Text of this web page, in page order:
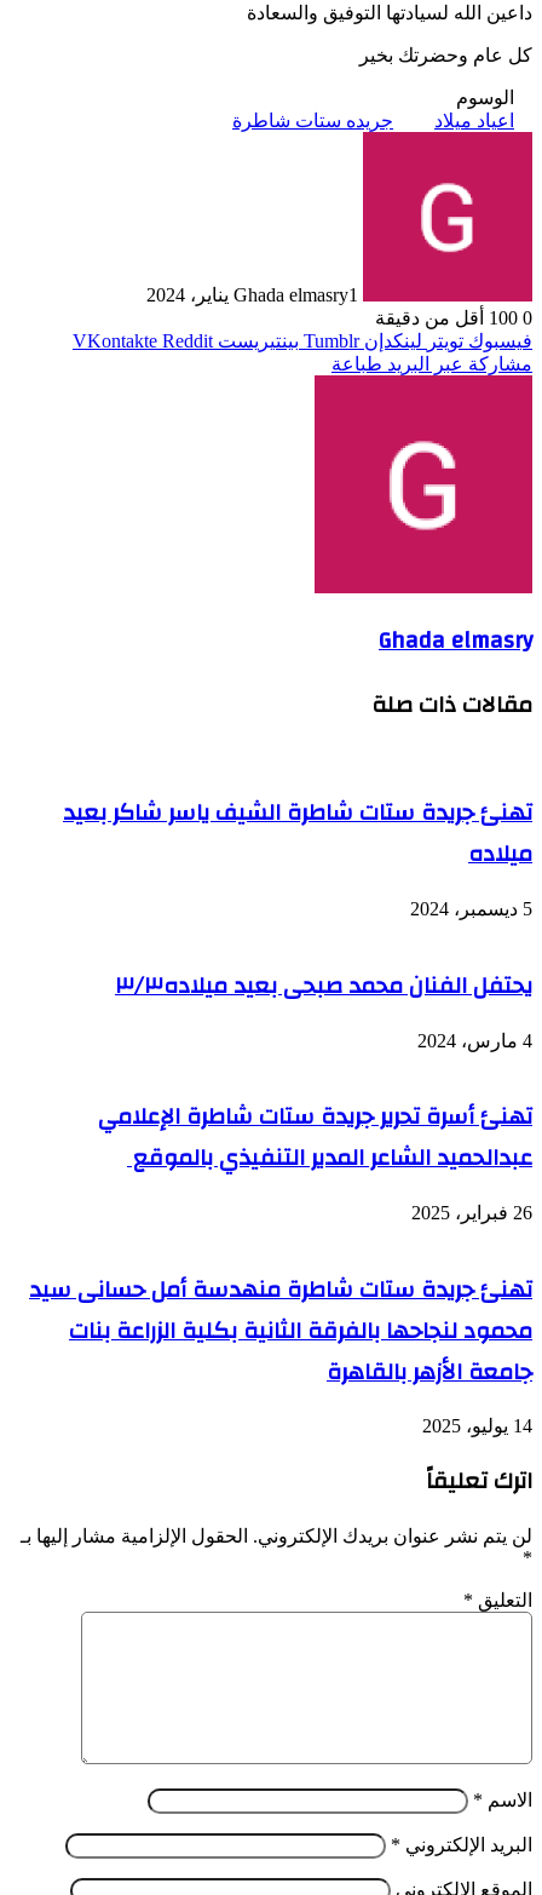
داعين الله لسيادتها التوفيق والسعادة
كل عام وحضرتك بخير
الوسوم
اعياد ميلاد
جريده ستات شاطرة
Ghada elmasry1 يناير، 2024
0
أقل من دقيقة
فيسبوك تويتر لينكدإن بينتيريست
مشاركة عبر البريد طباعة
Ghada elmasry
مقالات ذات صلة
تهنئ جريدة ستات شاطرة الشيف ياسر شاكر بعيد
ميلاده
5 ديسمبر، 2024
يحتفل الفنان محمد صبحى بعيد ميلاده٣/٣
4 مارس، 2024
تهنئ أسرة تحرير جريدة ستات شاطرة الإعلامي
عبدالحميد الشاعر المدير التنفيذي بالموقع
26 فبراير، 2025
تهنئ جريدة ستات شاطرة منهدسة أمل حسانى سيد
محمود لنجاحها بالفرقة الثانية بكلية الزراعة بنات
جامعة الأزهر بالقاهرة
14 يوليو، 2025
اترك تعليقاً
لن يتم نشر عنوان بريدك الإلكتروني. الحقول الإلزامية مشار إليها بـ
*
التعليق *
الاسم *
البريد الإلكتروني *
الموقع الإلكتروني